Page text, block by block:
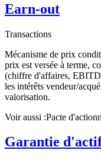
Earn-out
Transactions
Mécanisme de prix
prix est versée à terme,
(chiffre d'affaires,
les intérêts vendeur/
valorisation.
Voir aussi :Pacte
Garantie